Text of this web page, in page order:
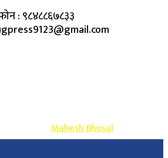
: ९८४८८६७८३३
Develop By-Mahesh Bhusal